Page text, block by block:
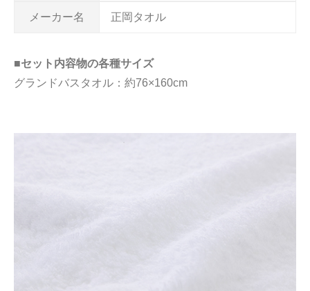
メーカー名 正岡タオル
■セット内容物の各種サイズ
グランドバスタオル：約76×160cm